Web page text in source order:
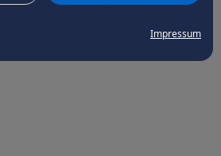
Impressum